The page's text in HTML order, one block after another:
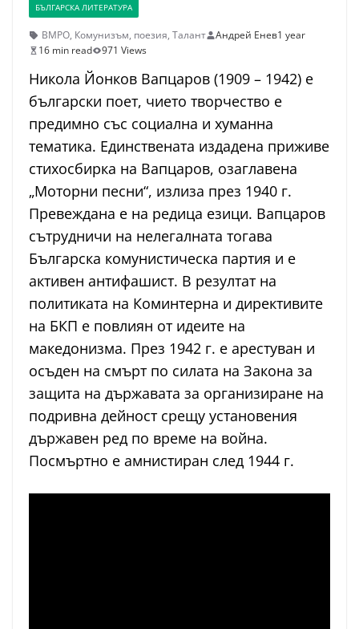
БЪЛГАРСКА ЛИТЕРАТУРА
ВМРО, Комунизъм, поезия, Талант Андрей Енев1 year
16 min read
971 Views
Никола Йонков Вапцаров (1909 – 1942) е
български поет, чието творчество е
предимно със социална и хуманна
тематика. Единствената издадена приживе
стихосбирка на Вапцаров, озаглавена
„Моторни песни“, излиза през 1940 г.
Превеждана е на редица езици. Вапцаров
сътрудничи на нелегалната тогава
Българска комунистическа партия и е
активен антифашист. В резултат на
политиката на Коминтерна и директивите
на БКП е повлиян от идеите на
македонизма. През 1942 г. е арестуван и
осъден на смърт по силата на Закона за
защита на държавата за организиране на
подривна дейност срещу установения
държавен ред по време на война.
Посмъртно е амнистиран след 1944 г.